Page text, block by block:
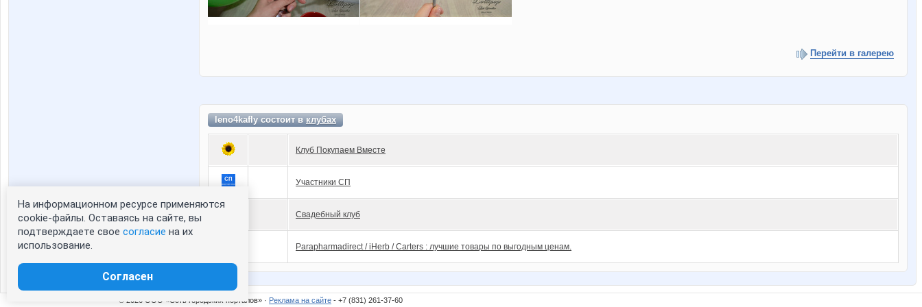
Перейти в галерею
leno4kafly состоит вклубах
Клуб Покупаем Вместе
Участники СП
Свадебный клуб
Parapharmadirect / iHerb / Carters : лучшие товары по выгодным ценам.
© 2026 ООО «Сеть городских порталов» · Реклама на сайте - +7 (831) 261-37-60
На информационном ресурсе применяются
cookie-файлы. Оставаясь на сайте, вы
подтверждаете свое согласие на их
использование.
Согласен